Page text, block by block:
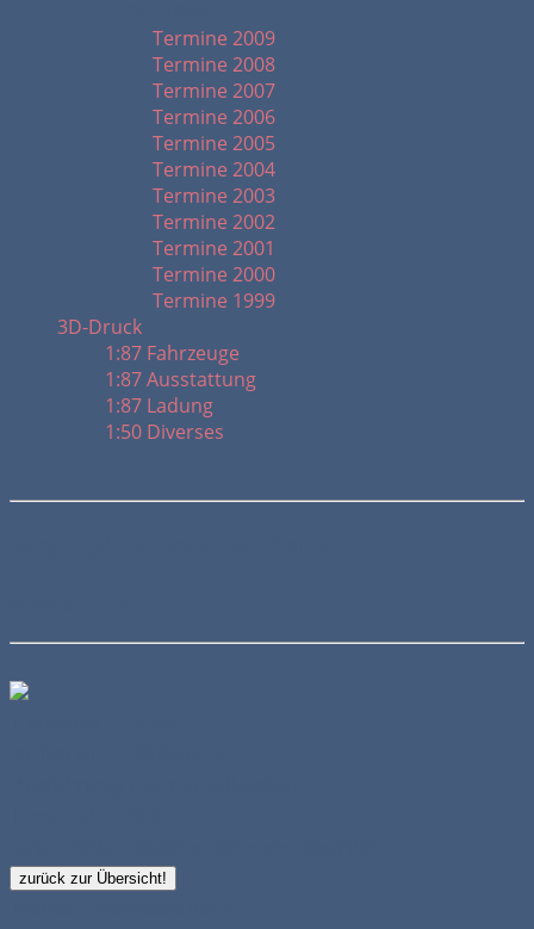
Termine 2009
Termine 2008
Termine 2007
Termine 2006
Termine 2005
Termine 2004
Termine 2003
Termine 2002
Termine 2001
Termine 2000
Termine 1999
3D-Druck
1:87 Fahrzeuge
1:87 Ausstattung
1:87 Ladung
1:50 Diverses
zurück zur Übersicht!